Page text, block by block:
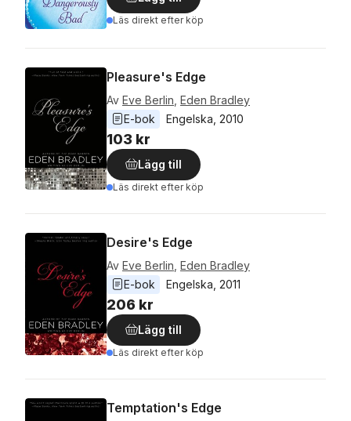
Läs direkt efter köp
Pleasure's Edge
Av Eve Berlin Eden Bradley
E-bok
Engelska 2010
103 kr
Lägg till
Läs direkt efter köp
Desire's Edge
Av Eve Berlin Eden Bradley
E-bok
Engelska 2011
206 kr
Lägg till
Läs direkt efter köp
Temptation's Edge